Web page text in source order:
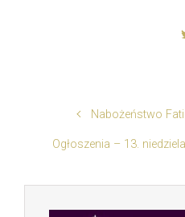
Nabożeństwo
Ogłoszenia – 13.